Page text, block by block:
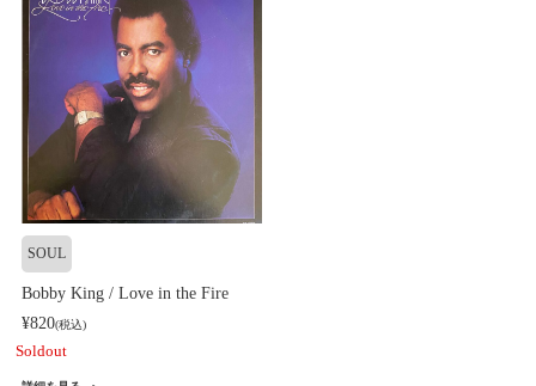
SOUL
Bobby King / Love in the Fire
¥820(税込)
Soldout